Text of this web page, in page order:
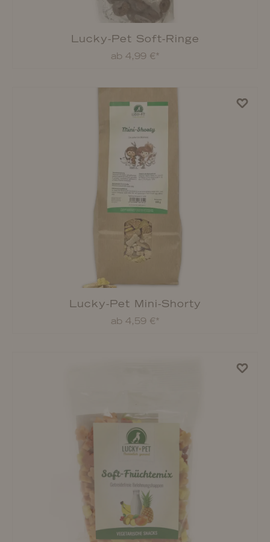
Lucky-Pet Halbfeuchter Mini-Knochen
Mix
ab 6,49 €*
Lucky-Pet Natur Fleischstreifen
ab 7,19 €*